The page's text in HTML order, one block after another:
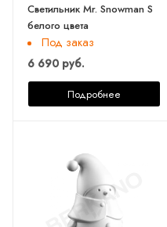
Светильник Mr. Snowman S
белого цвета
Под заказ
6 690 руб.
Подробнее